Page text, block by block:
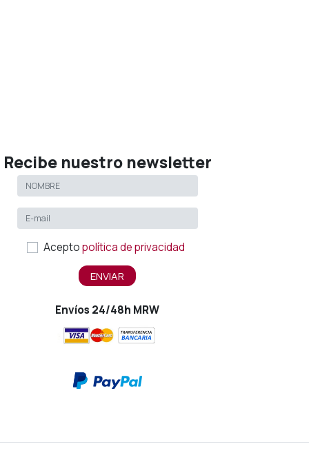
Recibe nuestro newsletter
Aceptopolítica de privacidad
ENVIAR
Envíos 24/48h MRW